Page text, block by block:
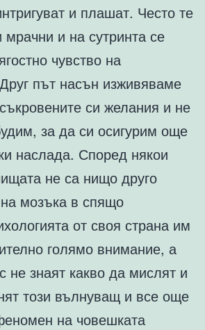
и плашат. Често те
мрачни и на сутринта се
чувство на
път насън изживяваме
си желания и не
за да си осигурим още
наслада. Според някои
не са нищо друго
мозъка в спящо
от своя страна им
голямо внимание, а
не знаят какво да мислят и
този вълнуващ и все още
на човешката